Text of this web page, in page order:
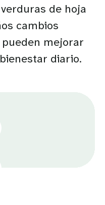
de hoja
cambios
mejorar
diario.